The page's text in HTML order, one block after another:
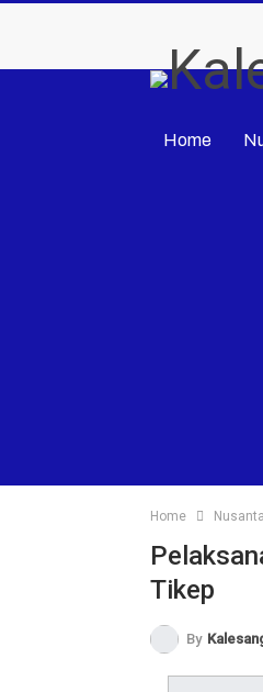
Home
Home
Tikep
By